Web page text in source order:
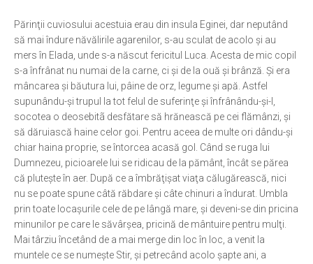
Noi și Biserica
Rânduieli liturgice
Predici și cateheze
Pelerinaje
Ortodox în diaspora
Evenimente
Biserici și mănăstiri
Viață curată
Nevoințe contemporane
Familia de azi
Părinţii cuviosului acestuia erau din insula Eginei, dar neputând
să mai îndure năvălirile agarenilor, s-au sculat de acolo şi au
mers în Elada, unde s-a născut fericitul Luca. Acesta de mic copil
s-a înfrânat nu numai de la carne, ci şi de la ouă şi brânză. Şi era
mâncarea şi băutura lui, pâine de orz, legume şi apă. Astfel
supunându-şi trupul la tot felul de suferinţe şi înfrânându-şi-l,
socotea o deosebitã desfătare să hrănească pe cei flămânzi, şi
să dăruiască haine celor goi. Pentru aceea de multe ori dându-şi
chiar haina proprie, se întorcea acasă gol. Când se ruga lui
Dumnezeu, picioarele lui se ridicau de la pământ, încât se părea
că pluteşte în aer. După ce a îmbrăţişat viaţa călugărească, nici
nu se poate spune câtă răbdare şi câte chinuri a îndurat. Umbla
prin toate locaşurile cele de pe lângă mare, şi deveni-se din pricina
minunilor pe care le săvârşea, pricină de mântuire pentru mulţi.
Mai târziu încetând de a mai merge din loc în loc, a venit la
muntele ce se numeşte Stir, şi petrecând acolo şapte ani, a